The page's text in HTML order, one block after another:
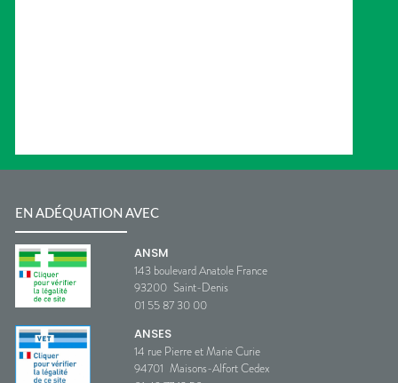
EN ADÉQUATION AVEC
ANSM
143 boulevard Anatole France
93200 Saint-Denis
01 55 87 30 00
ANSES
14 rue Pierre et Marie Curie
94701 Maisons-Alfort Cedex